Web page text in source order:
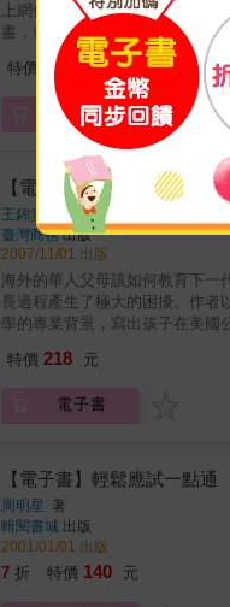
上網便捷、資訊爆炸、自由出國的現在，已
書，也不是一本傳授我們怎樣經營企業的管理書。 & 出國留學或遊學不是最終目的，只是一種
機會與來自各個國家或地區的
夢想，或多或少存在每個人心
點滴滴的努力，一步步為自己的未來鋪路。 & 這不是一個人的故事，而是許多年輕人透過強化自己的英語
的相似體驗。它，讓我們看見
特價 285 元
電子書
【電子書】紮根：華人教育
王錦堂
著
臺灣商務出版
2007/11/01 出版
海外的華人父母該如何教育下一
長過程產生了極大的困擾。作
學的專業背景，寫出孩子在美國
樹幹才能粗壯，枝葉才能繁茂，
特價 218 元
電子書
【電子書】輕鬆應試一點通
周明星 著
輯閱書城 出版
2001/01/01 出版
7 折 特價 140 元